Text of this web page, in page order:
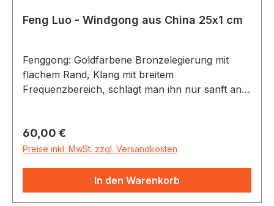
Feng Luo - Windgong aus China 25x1 cm
Fenggong: Goldfarbene Bronzelegierung mit
flachem Rand, Klang mit breitem
Frequenzbereich, schlägt man ihn nur sanft an,
ähnlich wie bei einem Becken. Alle Gongs incl.
Gongschlägel Der 25cm Windgong ist sehr leicht
Ton, auch für Kinderhände geeignet.
Regulärer Preis:
60,00 €
Preise inkl. MwSt. zzgl. Versandkosten
In den Warenkorb